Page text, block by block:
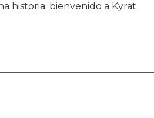
historia; bienvenido a Kyrat